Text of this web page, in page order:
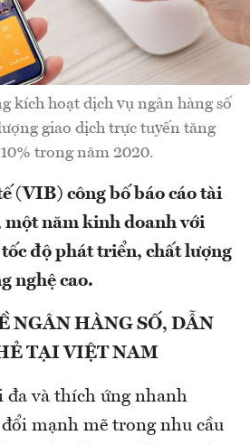
kích hoạt dịch vụ ngân hàng số
giao dịch trực tuyến tăng
trong năm 2020.
(VIB) công bố báo cáo tài
năm kinh doanh với
độ phát triển, chất lượng
nghệ cao.
NGÂN HÀNG SỐ, DẪN
TẠI VIỆT NAM
đa và thích ứng nhanh
mạnh mẽ trong nhu cầu